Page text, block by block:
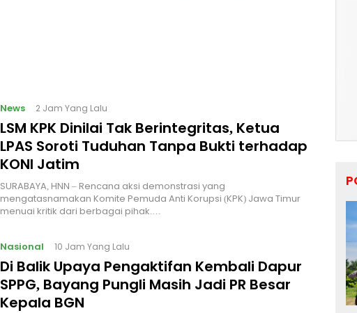
News 2 Jam Yang Lalu
LSM KPK Dinilai Tak Berintegritas, Ketua
LPAS Soroti Tuduhan Tanpa Bukti terhadap
KONI Jatim
SURABAYA, HNN – Rencana aksi demonstrasi yang
mengatasnamakan Komite Pemuda Anti Korupsi (KPK) Jawa Timur
menuai kritik dari berbagai pihak.…
Nasional 10 Jam Yang Lalu
Di Balik Upaya Pengaktifan Kembali Dapur
SPPG, Bayang Pungli Masih Jadi PR Besar
Kepala BGN